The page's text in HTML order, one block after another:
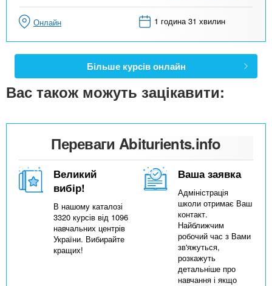
Онлайн 1 година 31 хвилин
Більше курсів онлайн
Вас також можуть зацікавити:
Переваги Abiturients.info
Великий
вибір!
В нашому каталозі
3320 курсів від 1096
навчальних центрів
України. Вибирайте
кращих!
Ваша заявка
Адміністрація
школи отримає Ваш
контакт.
Найближчим
робочий час з Вами
зв'яжуться,
розкажуть
детальніше про
навчання і якщо